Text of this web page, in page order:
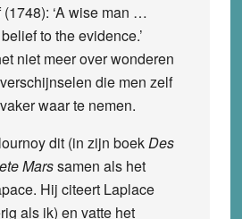
‘A wise man …
to the evidence.’
niet meer over wonderen
die men zelf
waar te nemen.
dit (in zijn boekDes
Marssamen als het
Hij citeert Laplace
als ik) en vatte het